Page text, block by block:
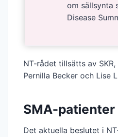
om sällsynta
Disease
NT-rådet tillsätts av
Pernilla Becker och Lise
SMA-patienter
Det aktuella beslutet i